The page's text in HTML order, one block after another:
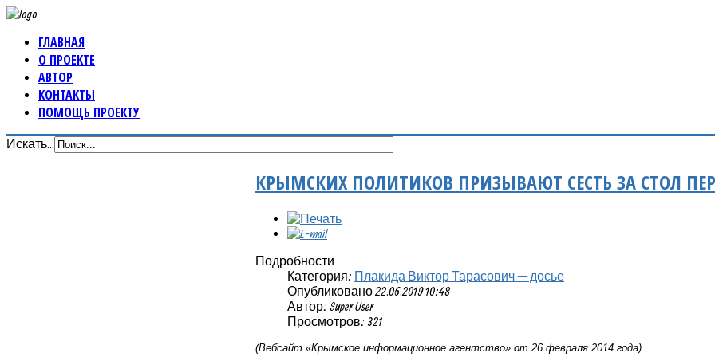
ГЛАВНАЯ
О ПРОЕКТЕ
АВТОР
КОНТАКТЫ
ПОМОЩЬ ПРОЕКТУ
Искать...
КРЫМСКИХ ПОЛИТИКОВ ПРИЗЫВАЮТ СЕСТЬ ЗА СТОЛ
Подробности
Категория: Плакида Виктор Тарасович — досье
Опубликовано 22.06.2019 10:48
Автор: Super User
Просмотров: 321
(Вебсайт «Крымское информационное агентство» от 26 февраля 2014 года)